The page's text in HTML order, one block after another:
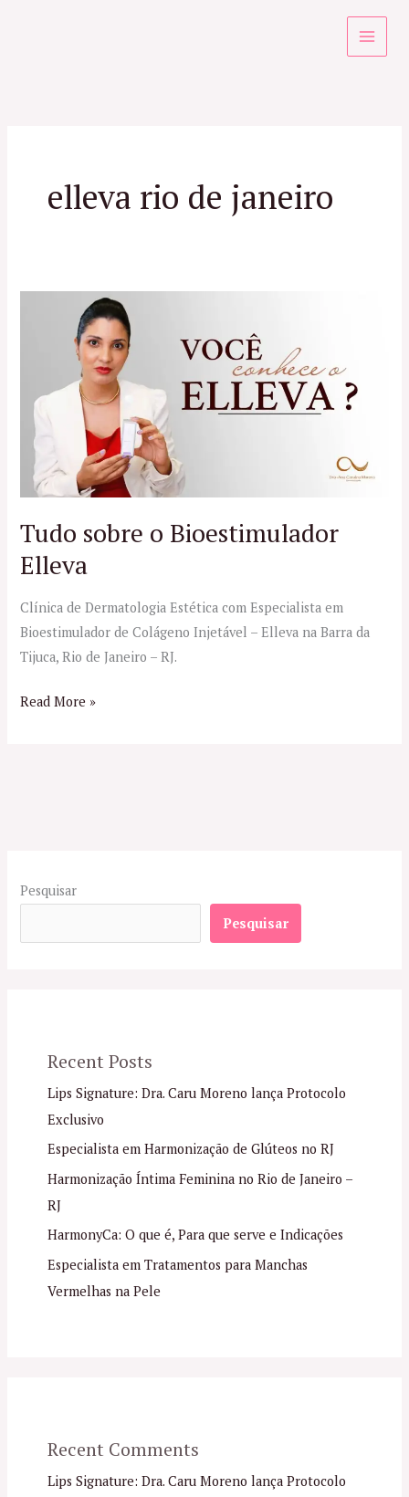
elleva rio de janeiro
Tudo sobre o Bioestimulador
Elleva
Clínica de Dermatologia Estética com Especialista em
Bioestimulador de Colágeno Injetável – Elleva na Barra da
Tijuca, Rio de Janeiro – RJ.
Bioestimulador
Elleva
Read More »
Pesquisar
Pesquisar
Recent Posts
Lips Signature: Dra. Caru Moreno lança Protocolo
Exclusivo
Especialista em Harmonização de Glúteos no RJ
Harmonização Íntima Feminina no Rio de Janeiro –
RJ
HarmonyCa: O que é, Para que serve e Indicações
Especialista em Tratamentos para Manchas
Vermelhas na Pele
Recent Comments
Lips Signature: Dra. Caru Moreno lança Protocolo